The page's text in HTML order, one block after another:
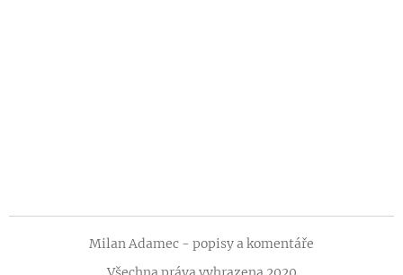
Milan Adamec - popisy a komentáře